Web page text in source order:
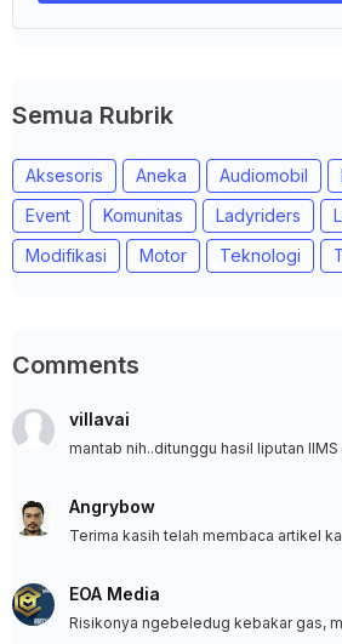
Semua Rubrik
Aksesoris Aneka Audiomobil
Event
Komunitas Ladyriders
Modifikasi
Motor Teknologi
Comments
villavai
mantab nih..ditunggu hasil liputan IIMS
Angrybow
Terima kasih telah membaca artikel
EOA Media
Risikonya ngebeledug kebakar gas,